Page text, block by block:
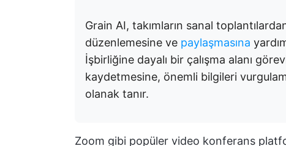
Grain AI, takımların sanal
düzenlemesine ve paylaşmasına
İşbirliğine dayalı bir çalışma alanı
kaydetmesine, önemli bilgileri
olanak tanır.
Zoom gibi popüler video konferans